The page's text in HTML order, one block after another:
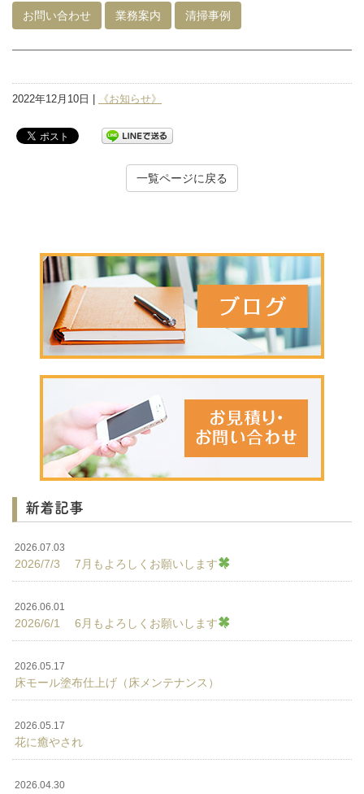
お問い合わせ 業務案内 清掃事例
2022年12月10日 | 《お知らせ》
一覧ページに戻る
新着記事
2026.07.03
2026/7/3 7月もよろしくお願いします
2026.06.01
2026/6/1 6月もよろしくお願いします
2026.05.17
床モール塗布仕上げ（床メンテナンス）
2026.05.17
花に癒やされ
2026.04.30